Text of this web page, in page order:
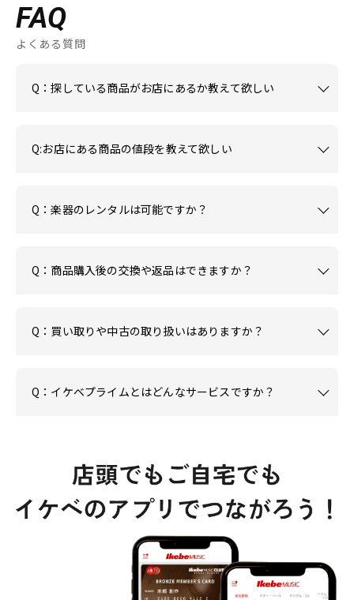
FAQ
よくある質問
Q：探している商品がお店にあるか教えて欲しい
Q:お店にある商品の値段を教えて欲しい
Q：楽器のレンタルは可能ですか？
Q：商品購入後の交換や返品はできますか？
Q：買い取りや中古の取り扱いはありますか？
Q：イケベプライムとはどんなサービスですか？